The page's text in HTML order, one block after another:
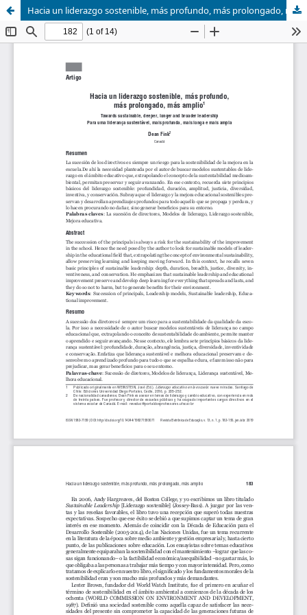
Hacia un liderazgo sostenible, más profundo, más prolongado, más amplio (Towards sustainable, deeper, longer and broader leadership)